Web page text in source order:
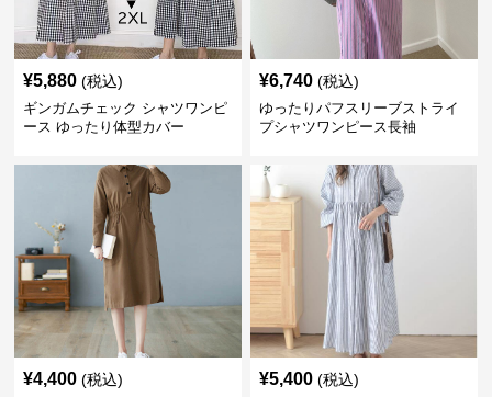
¥5,880 (税込)
ギンガムチェック シャツワンピ
ース ゆったり体型カバー
¥6,740 (税込)
ゆったりパフスリーブストライ
プシャツワンピース長袖
¥4,400 (税込) ¥5,400 (税込)